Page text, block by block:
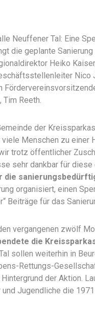
Neuffener Tal: Eine
die geplante
Heiko
Nico
Reeth.
der
Menschen zu einer
trotz öffentlicher
sehr dankbar für diese
die
organisiert, einen
Beiträge für das
vergangenen zwölf
die
sollen weiterhin in
Rettungs-
der Aktion.
Jugendliche die